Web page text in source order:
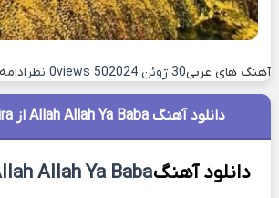
آهنگ های عربی30 ژوئن 2024 50 views 0 نظر
دانلود آهنگ Allah Allah Ya Baba از Herreira
دانلود آهنگAllah Allah Ya Baba از